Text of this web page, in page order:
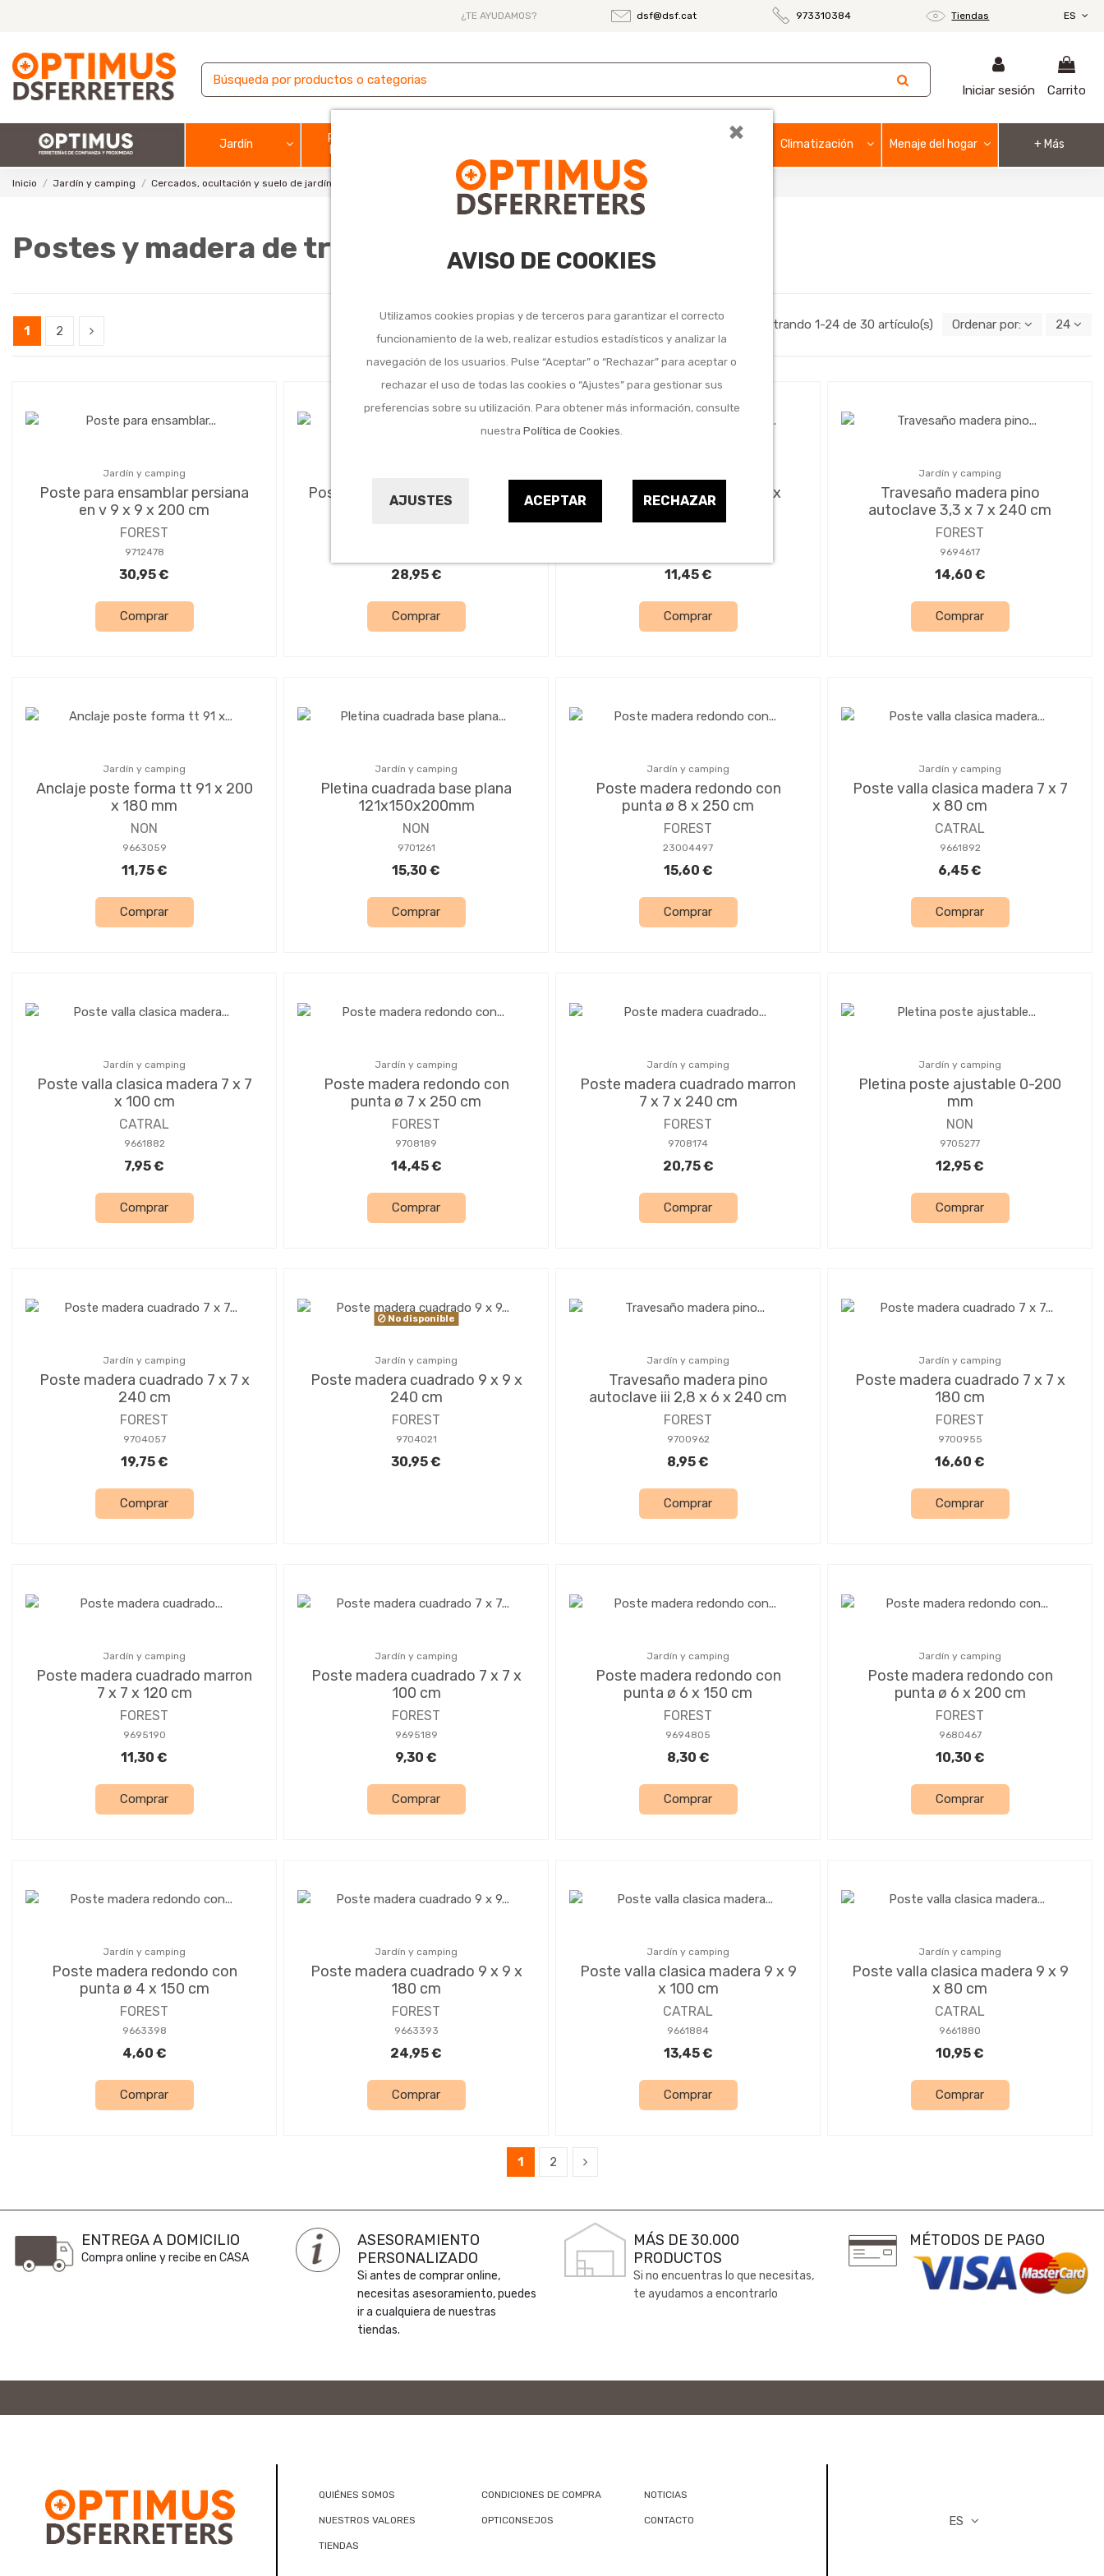
×
AVISO DE COOKIES
Utilizamos cookies propias y de terceros para garantizar el correcto
funcionamiento de la web, realizar estudios estadísticos y analizar la
navegación de los usuarios. Pulse “Aceptar” o “Rechazar” para aceptar o
rechazar el uso de todas las cookies o “Ajustes” para gestionar sus
preferencias sobre su utilización. Para obtener más información, consulte
nuestraPolítica de Cookies
AJUSTES ACEPTAR RECHAZAR
¿TE AYUDAMOS? dsf@dsf.cat 973310384 Tiendas ES
Iniciar sesión Carrito
Jardín
Pintura y
Climatización Menaje del hogar + Más
Inicio Jardín y camping Cercados, ocultación y suelo de jardín y terraza Postes y madera de traviesa para exterior
Postes y madera de traviesa para exterior
1 2 Mostrando 1-24 de 30 artículo(s) Ordenar por: 24
Jardín y camping
Poste para ensamblar persiana
en v 9 x 9 x 200 cm
FOREST
9712478
30,95 €
Comprar
Poste madera cuadrado marron
9 x 9 x 180 cm
28,95 €
Comprar
Anclaje poste forma tt 71 x
200x 160 mm
11,45 €
Comprar
Jardín y camping
Travesaño madera pino
autoclave 3,3 x 7 x 240 cm
FOREST
9694617
14,60 €
Comprar
Jardín y camping
Anclaje poste forma tt 91 x 200
x 180 mm
NON
9663059
11,75 €
Comprar
Jardín y camping
Pletina cuadrada base plana
121x150x200mm
NON
9701261
15,30 €
Comprar
Jardín y camping
Poste madera redondo con
punta ø 8 x 250 cm
FOREST
23004497
15,60 €
Comprar
Jardín y camping
Poste valla clasica madera 7 x 7
x 80 cm
CATRAL
9661892
6,45 €
Comprar
Jardín y camping
Poste valla clasica madera 7 x 7
x 100 cm
CATRAL
9661882
7,95 €
Comprar
Jardín y camping
Poste madera redondo con
punta ø 7 x 250 cm
FOREST
9708189
14,45 €
Comprar
Jardín y camping
Poste madera cuadrado marron
7 x 7 x 240 cm
FOREST
9708174
20,75 €
Comprar
Jardín y camping
Pletina poste ajustable 0-200
mm
NON
9705277
12,95 €
Comprar
Jardín y camping
Poste madera cuadrado 7 x 7 x
240 cm
FOREST
9704057
19,75 €
Comprar
No disponible
Jardín y camping
Poste madera cuadrado 9 x 9 x
240 cm
FOREST
9704021
30,95 €
Jardín y camping
Travesaño madera pino
autoclave iii 2,8 x 6 x 240 cm
FOREST
9700962
8,95 €
Comprar
Jardín y camping
Poste madera cuadrado 7 x 7 x
180 cm
FOREST
9700955
16,60 €
Comprar
Jardín y camping
Poste madera cuadrado marron
7 x 7 x 120 cm
FOREST
9695190
11,30 €
Comprar
Jardín y camping
Poste madera cuadrado 7 x 7 x
100 cm
FOREST
9695189
9,30 €
Comprar
Jardín y camping
Poste madera redondo con
punta ø 6 x 150 cm
FOREST
9694805
8,30 €
Comprar
Jardín y camping
Poste madera redondo con
punta ø 6 x 200 cm
FOREST
9680467
10,30 €
Comprar
Jardín y camping
Poste madera redondo con
punta ø 4 x 150 cm
FOREST
9663398
4,60 €
Comprar
Jardín y camping
Poste madera cuadrado 9 x 9 x
180 cm
FOREST
9663393
24,95 €
Comprar
Jardín y camping
Poste valla clasica madera 9 x 9
x 100 cm
CATRAL
9661884
13,45 €
Comprar
Jardín y camping
Poste valla clasica madera 9 x 9
x 80 cm
CATRAL
9661880
10,95 €
Comprar
1 2
ENTREGA A DOMICILIO
Compra online y recibe en CASA
ASESORAMIENTO
PERSONALIZADO
Si antes de comprar online,
necesitas asesoramiento, puedes
ir a cualquiera de nuestras
tiendas.
MÁS DE 30.000
PRODUCTOS
Si no encuentras lo que necesitas,
te ayudamos a encontrarlo
MÉTODOS DE PAGO
QUIÉNES SOMOS CONDICIONES DE COMPRA NOTICIAS
NUESTROS VALORES OPTICONSEJOS CONTACTO
TIENDAS
ES